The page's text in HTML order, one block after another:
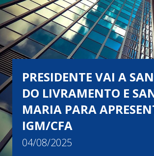
PRESIDENTE VAI A
DO LIVRAMENTO E
MARIA PARA
IGM/CFA
04/08/2025